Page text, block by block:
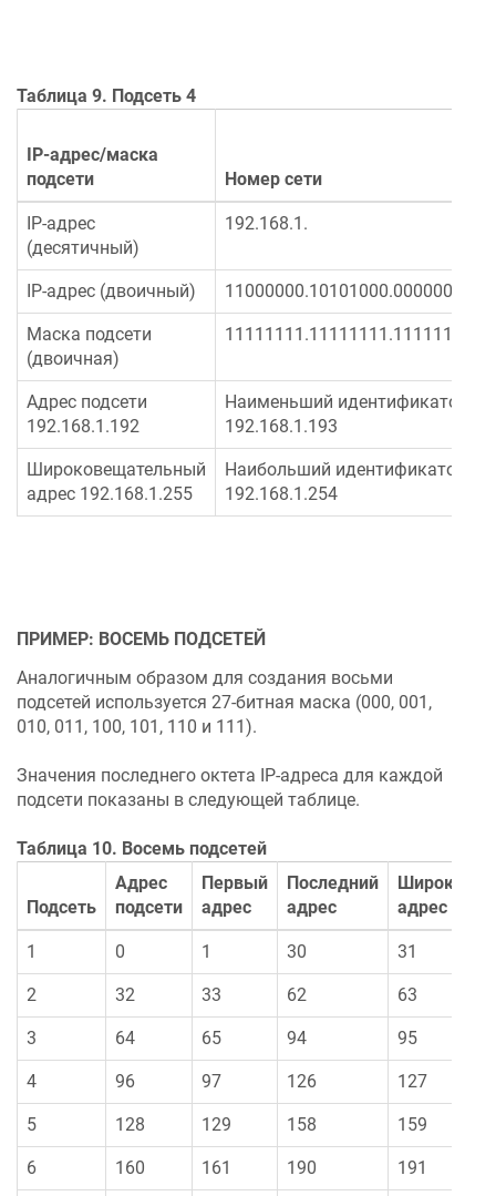
Таблица 9. Подсеть 4
IP-адрес/маска
подсети
Номер сети
IP-адрес
(десятичный)
192.168.1.
IP-адрес (двоичный) 11000000.10101000.00000001.
Маска подсети
(двоичная)
11111111.11111111.11111111.
Адрес подсети
192.168.1.192
Наименьший идентификатор
192.168.1.193
Широковещательный
адрес 192.168.1.255
Наибольший идентификатор
192.168.1.254
ПРИМЕР: ВОСЕМЬ ПОДСЕТЕЙ
Аналогичным образом для создания восьми
подсетей используется 27-битная маска (000, 001,
010, 011, 100, 101, 110 и 111).
Значения последнего октета IP-адреса для каждой
подсети показаны в следующей таблице.
Таблица 10. Восемь подсетей
Подсеть
Адрес
подсети
Первый
адрес
Последний
адрес
адрес
1 0 1 30 31
2 32 33 62 63
3 64 65 94 95
4 96 97 126 127
5 128 129 158 159
6 160 161 190 191